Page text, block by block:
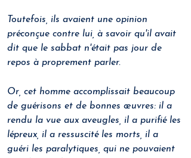
Toutefois, ils avaient une opinion
préconçue contre lui, à savoir qu'il avait
dit que le sabbat n'était pas jour de
repos à proprement parler.
Or, cet homme accomplissait beaucoup
de guérisons et de bonnes œuvres: il a
rendu la vue aux aveugles, il a purifié les
lépreux, il a ressuscité les morts, il a
guéri les paralytiques, qui ne pouvaient